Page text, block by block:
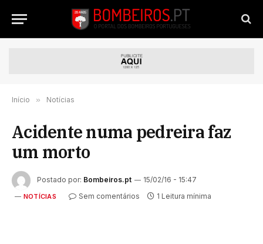
Início » Notícias
Acidente numa pedreira faz
um morto
Postado por: Bombeiros.pt 15/02/16 - 15:47
NOTÍCIAS Sem comentários 1 Leitura mínima